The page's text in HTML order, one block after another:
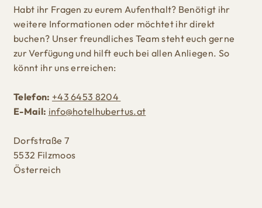
Habt ihr Fragen zu eurem Aufenthalt? Benötigt ihr
weitere Informationen oder möchtet ihr direkt
buchen? Unser freundliches Team steht euch gerne
zur Verfügung und hilft euch bei allen Anliegen. So
könnt ihr uns erreichen:
Telefon: +43 6453 8204
E-Mail: info@hotelhubertus.at
Dorfstraße 7
5532 Filzmoos
Österreich